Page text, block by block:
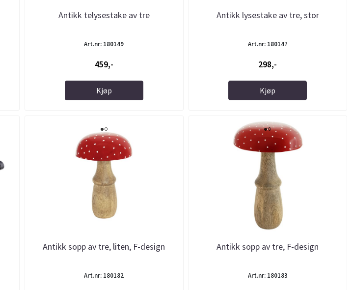
Antikk telysestake av tre
Art.nr: 180149
459,-
Kjøp
Antikk lysestake av tre, stor
Art.nr: 180147
298,-
Kjøp
Antikk sopp av tre, liten, F-design
Art.nr: 180182
Antikk sopp av tre, F-design
Art.nr: 180183